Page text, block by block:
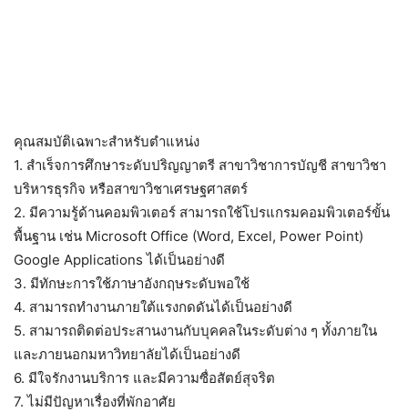
คุณสมบัติเฉพาะสำหรับตำแหน่ง
1. สำเร็จการศึกษาระดับปริญญาตรี สาขาวิชาการบัญชี สาขาวิชา
บริหารธุรกิจ หรือสาขาวิชาเศรษฐศาสตร์
2. มีความรู้ด้านคอมพิวเตอร์ สามารถใช้โปรแกรมคอมพิวเตอร์ขั้น
พื้นฐาน เช่น Microsoft Office (Word, Excel, Power Point)
Google Applications ได้เป็นอย่างดี
3. มีทักษะการใช้ภาษาอังกฤษระดับพอใช้
4. สามารถทำงานภายใต้แรงกดดันได้เป็นอย่างดี
5. สามารถติดต่อประสานงานกับบุคคลในระดับต่าง ๆ ทั้งภายใน
และภายนอกมหาวิทยาลัยได้เป็นอย่างดี
6. มีใจรักงานบริการ และมีความซื่อสัตย์สุจริต
7. ไม่มีปัญหาเรื่องที่พักอาศัย